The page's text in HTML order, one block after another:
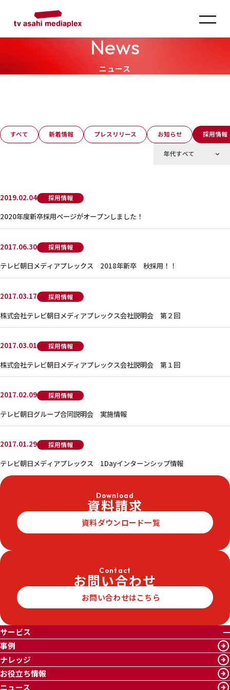
News
ニュース
すべて 新着情報 プレスリリース お知らせ 採用情報
2019.02.04 採用情報
2020年度新卒採用ページがオープンしました！
2017.06.30 採用情報
テレビ朝日メディアプレックス 2018年新卒 秋採用！！
2017.03.17 採用情報
株式会社テレビ朝日メディアプレックス会社説明会 第２回
2017.03.01 採用情報
株式会社テレビ朝日メディアプレックス会社説明会 第１回
2017.02.09 採用情報
テレビ朝日グループ合同説明会 実施情報
2017.01.29 採用情報
テレビ朝日メディアプレックス 1Dayインターンシップ情報
Download
資料請求
資料ダウンロード一覧
Contact
お問い合わせ
お問い合わせはこちら
サービス
事例
ナレッジ
お役立ち情報
ニュース